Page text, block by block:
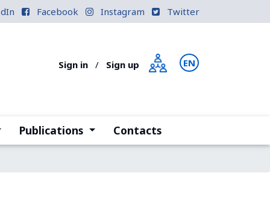
Facebook Instagram Twitter
Sign in / Sign up EN
Publications (current)Contacts